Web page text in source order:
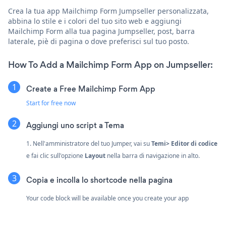
Crea la tua app Mailchimp Form Jumpseller personalizzata,
abbina lo stile e i colori del tuo sito web e aggiungi
Mailchimp Form alla tua pagina Jumpseller, post, barra
laterale, piè di pagina o dove preferisci sul tuo posto.
How To Add a Mailchimp Form App on Jumpseller:
Create a Free Mailchimp Form App
Start for free now
Aggiungi uno script a Tema
1. Nell'amministratore del tuo Jumper, vai suTemi> Editor di codice
e fai clic sull'opzione Layout nella barra di navigazione in alto.
Copia e incolla lo shortcode nella pagina
Your code block will be available once you create your app